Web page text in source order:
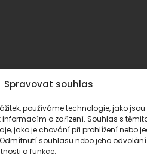
Spravovat souhlas
používáme technologie, jako
o zařízení. Souhlas s
jako je chování při prohlížení nebo
souhlasu nebo jeho
a funkce.